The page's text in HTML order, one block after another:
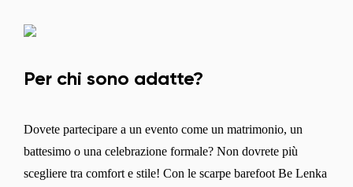
Per chi sono adatte?
Dovete partecipare a un evento come un matrimonio, un
battesimo o una celebrazione formale? Non dovrete più
scegliere tra comfort e stile! Con le scarpe barefoot Be Lenka